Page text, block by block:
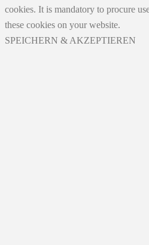
cookies. It is mandatory to procure
these cookies on your website.
SPEICHERN & AKZEPTIEREN